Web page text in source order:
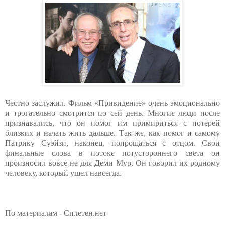
Честно заслужил. Фильм «Привидение» очень эмоционально
и трогательно смотрится по сей день. Многие люди после
признавались, что он помог им примириться с потерей
близких и начать жить дальше. Так же, как помог и самому
Патрику Суэйзи, наконец, попрощаться с отцом. Свои
финальные слова в потоке потустороннего света он
произносил вовсе не для Деми Мур. Он говорил их родному
человеку, который ушел навсегда.
По материалам - Сплетен.нет